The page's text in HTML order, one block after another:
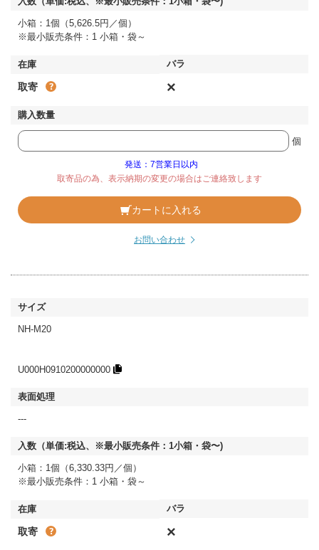
小箱：1個（5,626.5円／個）
※最小販売条件：1 小箱・袋～
取寄 ×
個
発送：7営業日以内
取寄品の為、表示納期の変更の場合はご連絡致します
カートに入れる
お問い合わせ
NH-M20
U000H0910200000000
---
小箱：1個（6,330.33円／個）
※最小販売条件：1 小箱・袋～
取寄 ×